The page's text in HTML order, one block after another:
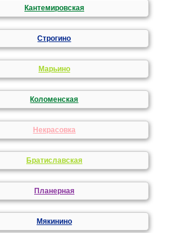
Кантемировская
Строгино
Марьино
Коломенская
Некрасовка
Братиславская
Планерная
Мякинино